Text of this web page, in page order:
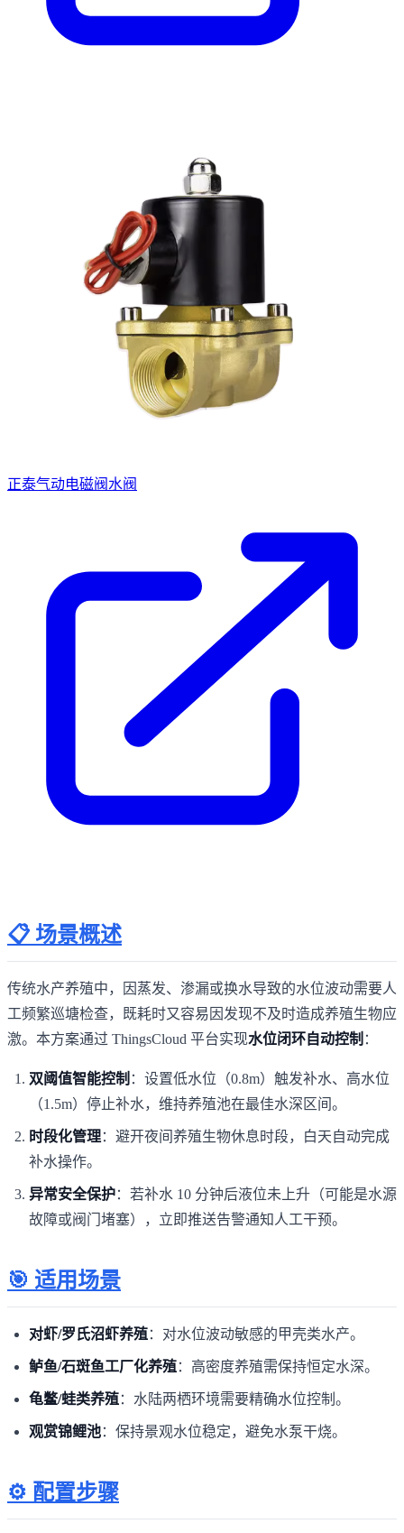
正泰气动电磁阀水阀
📋 场景概述
传统水产养殖中，因蒸发、渗漏或换水导致的水位波动需要人
工频繁巡塘检查，既耗时又容易因发现不及时造成养殖生物应
激。本方案通过 ThingsCloud 平台实现水位闭环自动控制 ：
双阈值智能控制 ：设置低水位（0.8m）触发补水、高水位
（1.5m）停止补水，维持养殖池在最佳水深区间。
时段化管理：避开夜间养殖生物休息时段，白天自动完成
补水操作。
异常安全保护：若补水 10 分钟后液位未上升（可能是水源
故障或阀门堵塞），立即推送告警通知人工干预。
🎯 适用场景
对虾/罗氏沼虾养殖：对水位波动敏感的甲壳类水产。
鲈鱼/石斑鱼工厂化养殖：高密度养殖需保持恒定水深。
龟鳖/蛙类养殖：水陆两栖环境需要精确水位控制。
观赏锦鲤池：保持景观水位稳定，避免水泵干烧。
⚙️ 配置步骤